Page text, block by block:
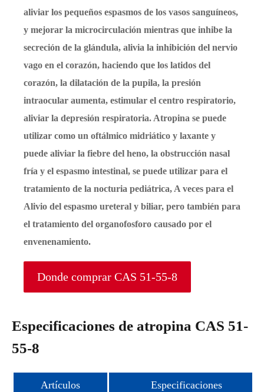
aliviar los pequeños espasmos de los vasos sanguíneos,
y mejorar la microcirculación mientras que inhibe la
secreción de la glándula, alivia la inhibición del nervio
vago en el corazón, haciendo que los latidos del
corazón, la dilatación de la pupila, la presión
intraocular aumenta, estimular el centro respiratorio,
aliviar la depresión respiratoria. Atropina se puede
utilizar como un oftálmico midriático y laxante y
puede aliviar la fiebre del heno, la obstrucción nasal
fría y el espasmo intestinal, se puede utilizar para el
tratamiento de la nocturia pediátrica, A veces para el
Alivio del espasmo ureteral y biliar, pero también para
el tratamiento del organofosforo causado por el
envenenamiento.
Donde comprar CAS 51-55-8
Especificaciones de atropina CAS 51-
55-8
Artículos Especificaciones